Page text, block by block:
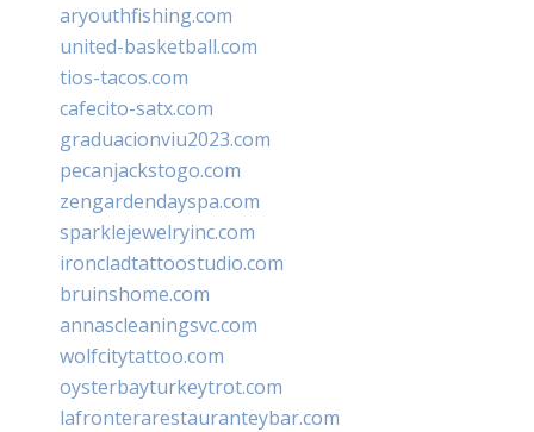
aryouthfishing.com
united-basketball.com
tios-tacos.com
cafecito-satx.com
graduacionviu2023.com
pecanjackstogo.com
zengardendayspa.com
sparklejewelryinc.com
ironcladtattoostudio.com
bruinshome.com
annascleaningsvc.com
wolfcitytattoo.com
oysterbayturkeytrot.com
lafronterarestauranteybar.com